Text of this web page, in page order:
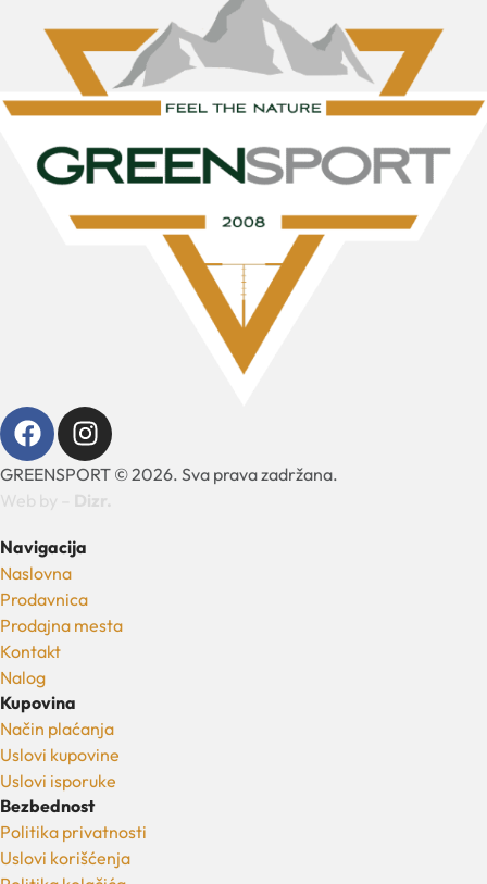
GREENSPORT © 2026. Sva prava zadržana.
Navigacija
Naslovna
Prodavnica
Prodajna mesta
Kontakt
Nalog
Kupovina
Način plaćanja
Uslovi kupovine
Uslovi isporuke
Bezbednost
Politika privatnosti
Uslovi korišćenja